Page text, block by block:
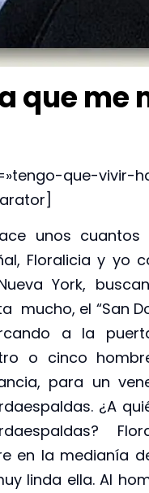
que me
que-vivir-
unos cuantos
Floralicia y yo
York,
mucho, el “San
a la
o cinco
para un
¿A
en la medianía
linda ella. Al